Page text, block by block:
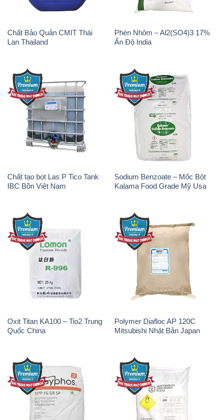
Chất Bảo Quản CMIT Thái
Lan Thailand
Phèn Nhôm – Al2(SO4)3 17%
Ấn Độ India
Chất tạo bọt Las P Tico Tank
IBC Bồn Việt Nam
Sodium Benzoate – Mốc Bột
Kalama Food Grade Mỹ Usa
Oxit Titan KA100 – Tio2 Trung
Quốc China
Polymer Diafloc AP 120C
Mitsubishi Nhật Bản Japan